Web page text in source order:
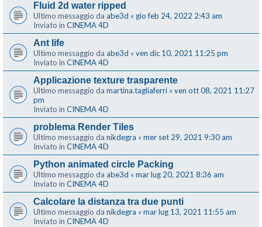
Fluid 2d water ripped
Ultimo messaggio da abe3d « gio feb 24, 2022 2:43 am
Inviato in CINEMA 4D
Ant life
Ultimo messaggio da abe3d « ven dic 10, 2021 11:25 pm
Inviato in CINEMA 4D
Applicazione texture trasparente
Ultimo messaggio da martina.tagliaferri « ven ott 08, 2021 11:27
pm
Inviato in CINEMA 4D
problema Render Tiles
Ultimo messaggio da nikdegra « mer set 29, 2021 9:30 am
Inviato in CINEMA 4D
Python animated circle Packing
Ultimo messaggio da abe3d « mar lug 20, 2021 8:36 am
Inviato in CINEMA 4D
Calcolare la distanza tra due punti
Ultimo messaggio da nikdegra « mar lug 13, 2021 11:55 am
Inviato in CINEMA 4D